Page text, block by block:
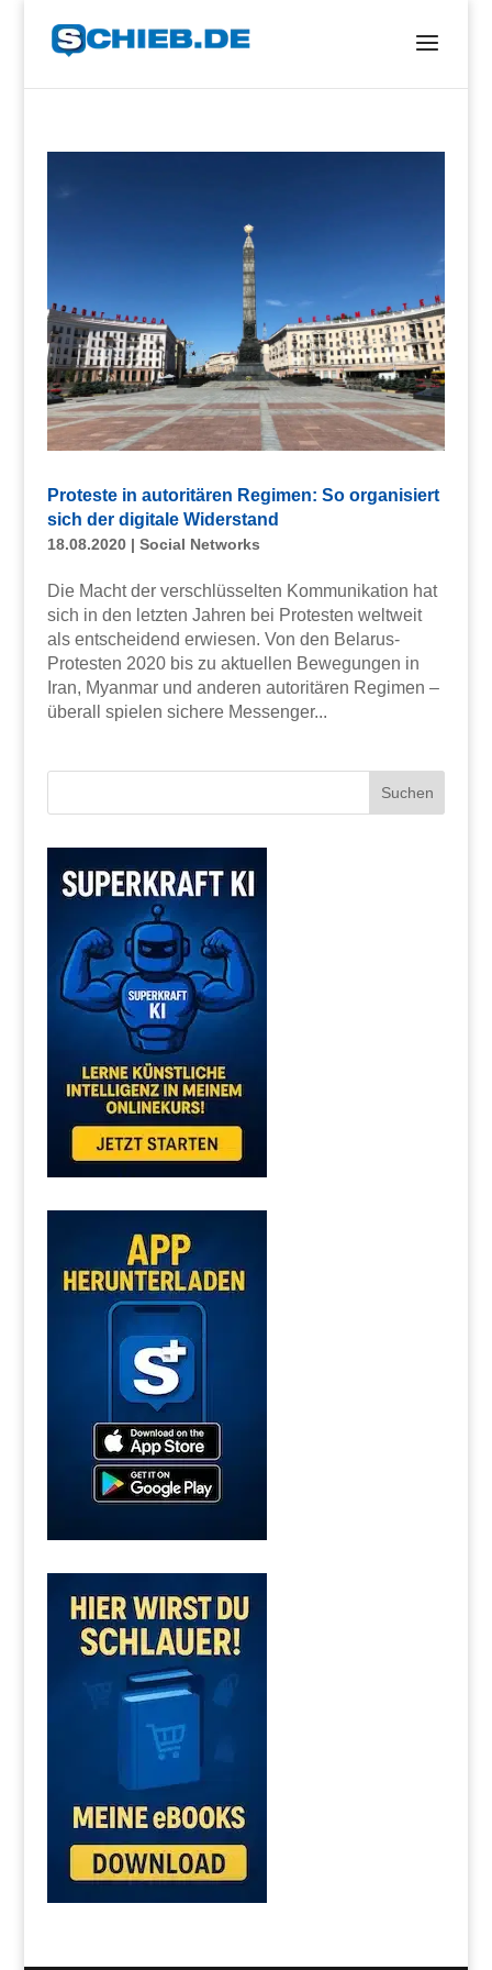
Proteste in autoritären Regimen: So organisiert
sich der digitale Widerstand
18.08.2020| Social Networks
Die Macht der verschlüsselten Kommunikation hat
sich in den letzten Jahren bei Protesten weltweit
als entscheidend erwiesen. Von den Belarus-
Protesten 2020 bis zu aktuellen Bewegungen in
Iran, Myanmar und anderen autoritären Regimen –
überall spielen sichere Messenger...